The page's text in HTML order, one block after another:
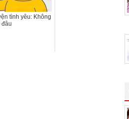
tình yêu: Không